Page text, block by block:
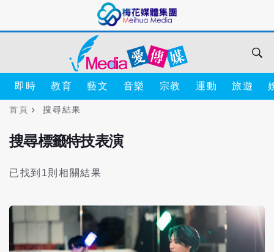
即時 教育 藝文 音樂 宗教 運動 旅遊
首頁 搜尋結果
搜尋標籤特技表演
已找到1則相關結果